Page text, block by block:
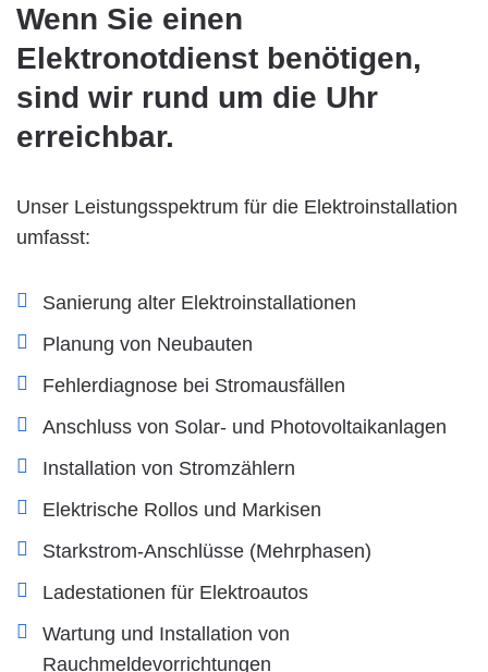
Wenn Sie einen
Elektronotdienst benötigen,
sind wir rund um die Uhr
erreichbar.
Unser Leistungsspektrum für die Elektroinstallation
umfasst:
Sanierung alter Elektroinstallationen
Planung von Neubauten
Fehlerdiagnose bei Stromausfällen
Anschluss von Solar- und Photovoltaikanlagen
Installation von Stromzählern
Elektrische Rollos und Markisen
Starkstrom-Anschlüsse (Mehrphasen)
Ladestationen für Elektroautos
Wartung und Installation von
Rauchmeldevorrichtungen